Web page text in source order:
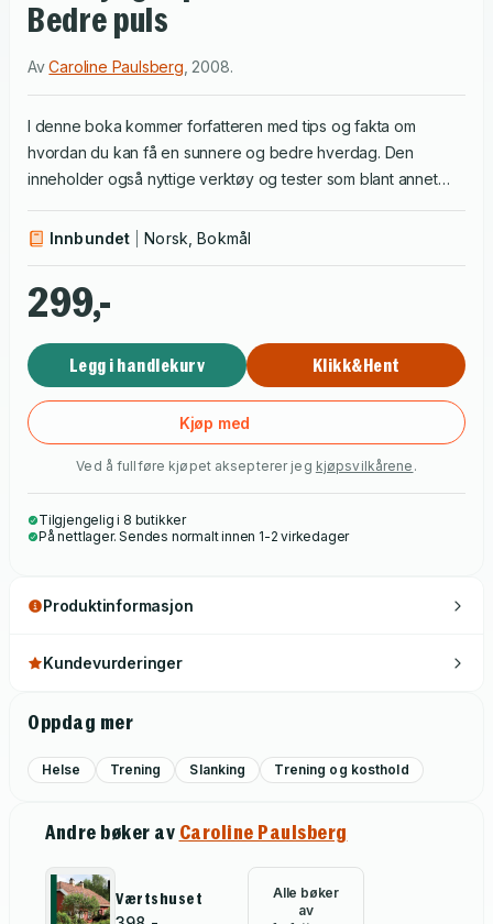
Bedre puls
AvCaroline Paulsberg 2008.
I denne boka kommer forfatteren med tips og fakta om
hvordan du kan få en sunnere og bedre hverdag. Den
inneholder også nyttige verktøy og tester som blant annet
oppskrifter på sunne retter. Boken følger fire personer fra tv-
alder. Med litteraturliste og stikkordregister.
Innbundet Norsk, Bokmål
299,-
Legg i handlekurv Klikk&Hent
Kjøp med
Ved å fullføre kjøpet aksepterer jeg kjøpsvilkårene .
Tilgjengelig i 8 butikker
På nettlager. Sendes normalt innen 1-2 virkedager
Produktinformasjon
Kundevurderinger
Oppdag mer
Helse Trening Slanking Trening og kosthold
Andre bøker av Caroline Paulsberg
Værtshuset
Alle bøker
av